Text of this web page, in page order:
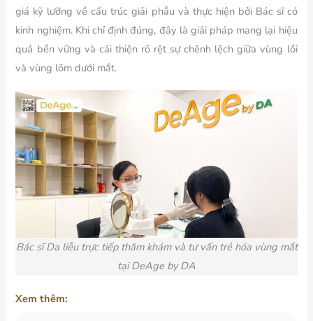
giá kỹ lưỡng về cấu trúc giải phẫu và thực hiện bởi Bác sĩ có
kinh nghiệm. Khi chỉ định đúng, đây là giải pháp mang lại hiệu
quả bền vững và cải thiện rõ rệt sự chênh lệch giữa vùng lồi
và vùng lõm dưới mắt.
Bác sĩ Da liễu trực tiếp thăm khám và tư vấn trẻ hóa vùng mắt
tại DeAge by DA
Xem thêm: